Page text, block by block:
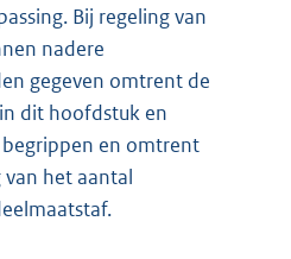
Bij regeling van
nadere
gegeven omtrent de
dit hoofdstuk en
en omtrent
het aantal